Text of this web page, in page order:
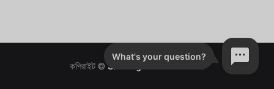
কপিরাইট ©SharingSMS.com সম্পর্কে